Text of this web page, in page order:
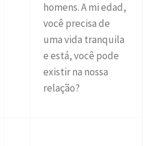
homens. A mi edad,
você precisa de
uma vida tranquila
e está, você pode
existir na nossa
relação?